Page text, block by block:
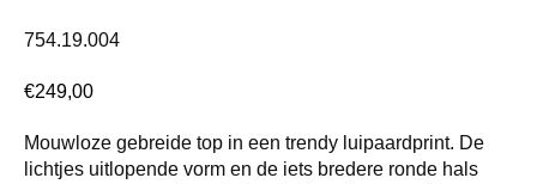
754.19.004
€249,00
Mouwloze gebreide top in een trendy luipaardprint. De
lichtjes uitlopende vorm en de iets bredere ronde hals